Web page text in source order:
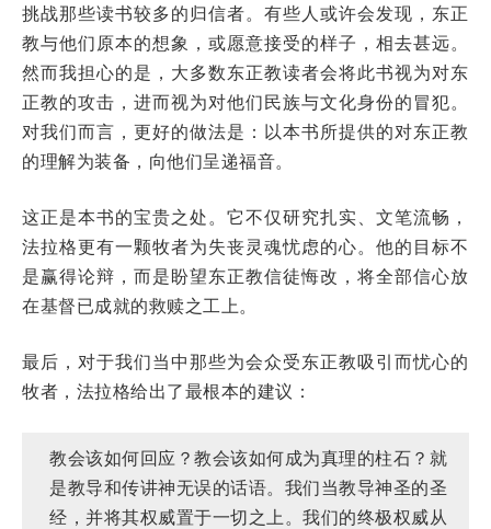
挑战那些读书较多的归信者。有些人或许会发现，东正
教与他们原本的想象，或愿意接受的样子，相去甚远。
然而我担心的是，大多数东正教读者会将此书视为对东
正教的攻击，进而视为对他们民族与文化身份的冒犯。
对我们而言，更好的做法是：以本书所提供的对东正教
的理解为装备，向他们呈递福音。
这正是本书的宝贵之处。它不仅研究扎实、文笔流畅，
法拉格更有一颗牧者为失丧灵魂忧虑的心。他的目标不
是赢得论辩，而是盼望东正教信徒悔改，将全部信心放
在基督已成就的救赎之工上。
最后，对于我们当中那些为会众受东正教吸引而忧心的
牧者，法拉格给出了最根本的建议：
教会该如何回应？教会该如何成为真理的柱石？就
是教导和传讲神无误的话语。我们当教导神圣的圣
经，并将其权威置于一切之上。我们的终极权威从